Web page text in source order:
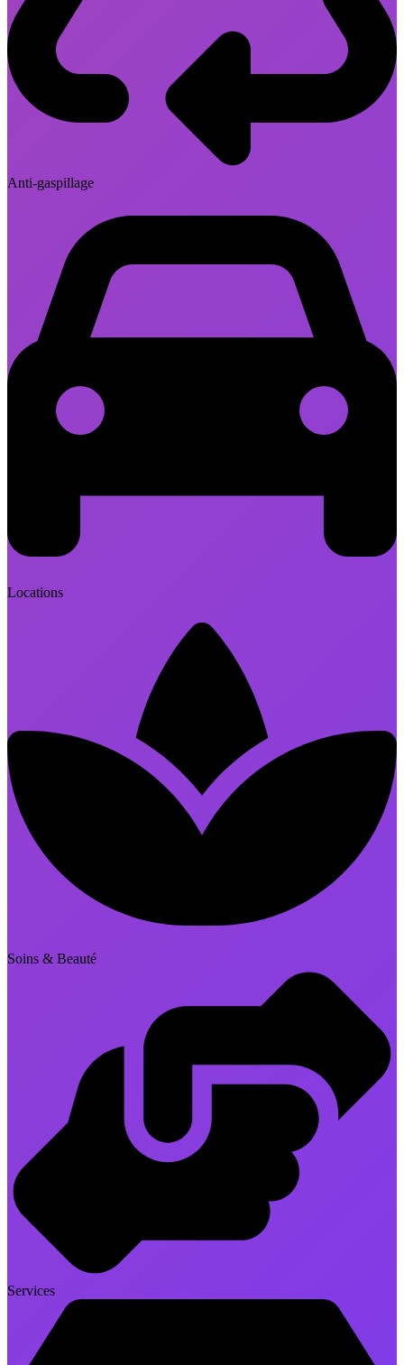
Anti-gaspillage
Locations
Soins & Beauté
Services